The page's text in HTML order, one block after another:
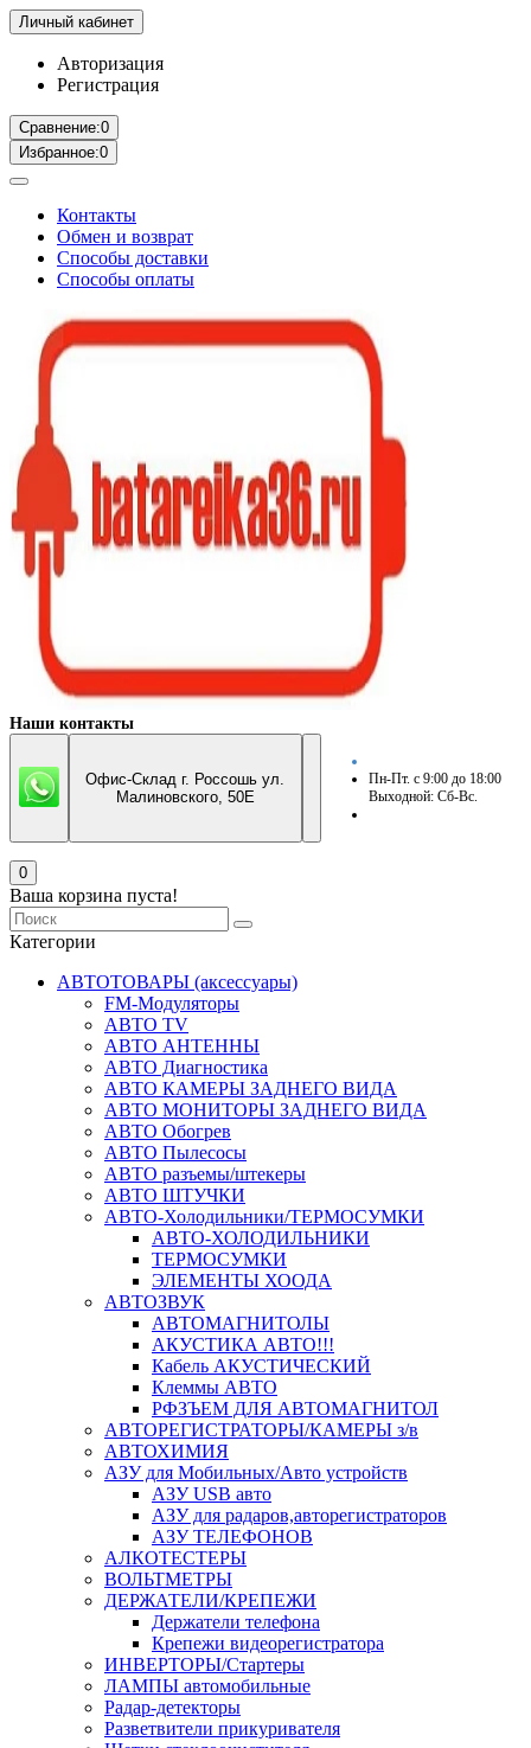
Личный кабинет
Авторизация
Регистрация
Сравнение:0
Избранное:0
Контакты
Обмен и возврат
Способы доставки
Способы оплаты
Наши контакты
Офис-Склад г. Россошь ул.
Малиновского, 50Е
Пн-Пт. с 9:00 до 18:00
Выходной: Сб-Вс.
0
Ваша корзина пуста!
Категории
АВТОТОВАРЫ (аксессуары)
FM-Модуляторы
АВТО TV
АВТО АНТЕННЫ
АВТО Диагностика
АВТО КАМЕРЫ ЗАДНЕГО ВИДА
АВТО МОНИТОРЫ ЗАДНЕГО ВИДА
АВТО Обогрев
АВТО Пылесосы
АВТО разъемы/штекеры
АВТО ШТУЧКИ
АВТО-Холодильники/ТЕРМОСУМКИ
АВТО-ХОЛОДИЛЬНИКИ
ТЕРМОСУМКИ
ЭЛЕМЕНТЫ ХООДА
АВТОЗВУК
АВТОМАГНИТОЛЫ
АКУСТИКА АВТО!!!
Кабель АКУСТИЧЕСКИЙ
Клеммы АВТО
РФЗЪЕМ ДЛЯ АВТОМАГНИТОЛ
АВТОРЕГИСТРАТОРЫ/КАМЕРЫ з/в
АВТОХИМИЯ
АЗУ для Мобильных/Авто устройств
АЗУ USB авто
АЗУ для радаров,авторегистраторов
АЗУ ТЕЛЕФОНОВ
АЛКОТЕСТЕРЫ
ВОЛЬТМЕТРЫ
ДЕРЖАТЕЛИ/КРЕПЕЖИ
Держатели телефона
Крепежи видеорегистратора
ИНВЕРТОРЫ/Стартеры
ЛАМПЫ автомобильные
Радар-детекторы
Разветвители прикуривателя